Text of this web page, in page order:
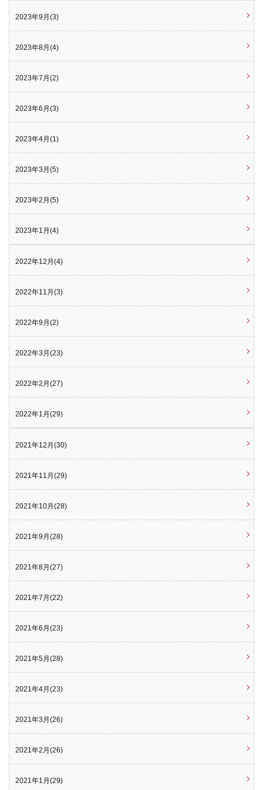
2023年9月(3)
2023年8月(4)
2023年7月(2)
2023年6月(3)
2023年4月(1)
2023年3月(5)
2023年2月(5)
2023年1月(4)
2022年12月(4)
2022年11月(3)
2022年9月(2)
2022年3月(23)
2022年2月(27)
2022年1月(29)
2021年12月(30)
2021年11月(29)
2021年10月(28)
2021年9月(28)
2021年8月(27)
2021年7月(22)
2021年6月(23)
2021年5月(28)
2021年4月(23)
2021年3月(26)
2021年2月(26)
2021年1月(29)